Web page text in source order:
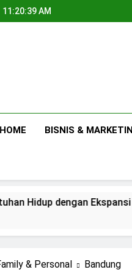
11:20:41 AM
HOME BISNIS &
Ekspansi Usaha
& Personal Bandung